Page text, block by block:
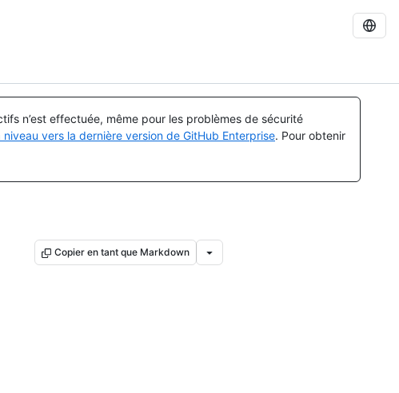
n’est effectuée, même pour les problèmes de sécurité
vers la dernière version de GitHub Enterprise. Pour obtenir
Copier en tant que Markdown